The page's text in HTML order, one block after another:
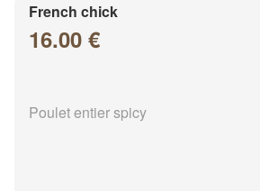
French chick
16.00 €
Poulet entier spicy